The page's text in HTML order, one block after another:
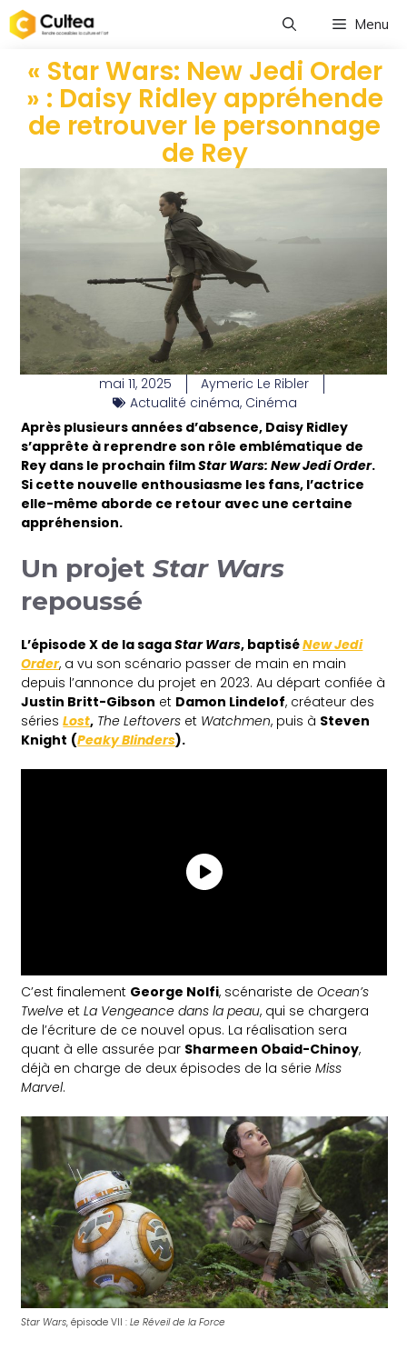
Menu
« Star Wars: New Jedi Order
» : Daisy Ridley appréhende
de retrouver le personnage
de Rey
mai 11, 2025
Aymeric Le Ribler
Actualité cinéma, Cinéma
Après plusieurs années d’absence, Daisy Ridley
s’apprête à reprendre son rôle emblématique de
Rey dans le prochain filmStar Wars: New Jedi Order.
Si cette nouvelle enthousiasme les fans, l’actrice
elle-même aborde ce retour avec une certaine
appréhension.
Un projetStar Wars
repoussé
L’épisode X de la sagaStar Wars, baptiséNew Jedi
Order, a vu son scénario passer de main en main
depuis l’annonce du projet en 2023. Au départ confiée à
Justin Britt-Gibson et Damon Lindelof, créateur des
sériesLost, The Leftovers et Watchmen, puis à Steven
Knight (Peaky Blinders).
C’est finalement George Nolfi, scénariste deOcean’s
Twelve etLa Vengeance dans la peau, qui se chargera
de l’écriture de ce nouvel opus. La réalisation sera
quant à elle assurée par Sharmeen Obaid-Chinoy,
déjà en charge de deux épisodes de la sérieMiss
Marvel.
Star Wars, épisode VII :Le Réveil de la Force